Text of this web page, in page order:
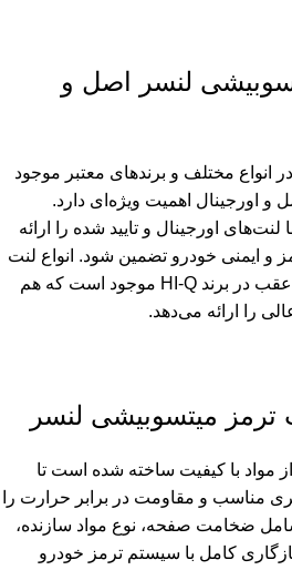
لنسر اصل و
انواع مختلف و برندهای معتبر موجود
اورجینال اهمیت ویژه‌ای دارد.
اورجینال و تایید شده را ارائه
و ایمنی خودرو تضمین شود. انواع لنت
ترمز لنسر شامل لنت جلو و عقب در برند HI-Q موجود است که هم
را ارائه می‌دهد.
میتسوبیشی لنسر
مواد با کیفیت ساخته شده است تا
مناسب و مقاومت در برابر حرارت را
ضخامت صفحه، نوع مواد سازنده،
کامل با سیستم ترمز خودرو